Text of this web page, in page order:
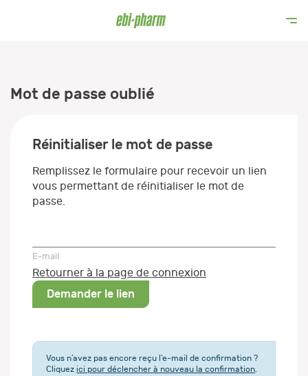
Mot de passe oublié
Réinitialiser le mot de passe
Remplissez le formulaire pour recevoir un lien
vous permettant de réinitialiser le mot de
passe.
E-mail
Retourner à la page de connexion
Demander le lien
Vous n’avez pas encore reçu l’e-mail de confirmation ?
Cliquezici pour déclencher à nouveau la confirmation.